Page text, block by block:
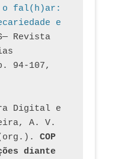
o fal(h)ar:
e
Revista
94-107,
Digital e
A. V.
COP
diante